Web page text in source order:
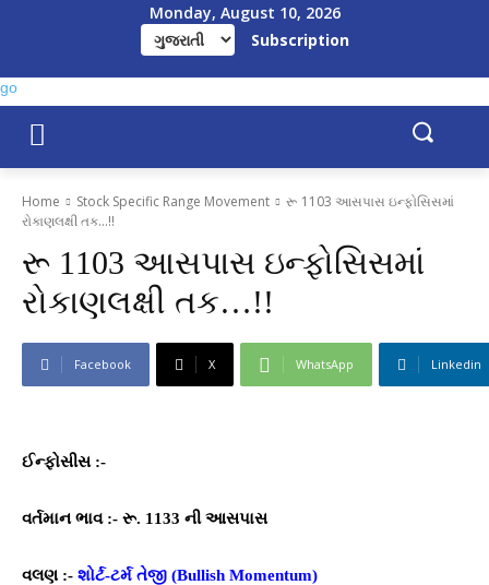
Monday, August 10, 2026
Subscription
Home Stock Specific Range Movement
રૂ 1103 આસપાસ ઇન્ફોસિસમાં
રોકાણલક્ષી તક...!!
રૂ 1103 આસપાસ ઇન્ફોસિસમાં
રોકાણલક્ષી તક…!!
Facebook X WhatsApp Linkedin
ઈન્ફોસીસ :-
વર્તમાન ભાવ :- રૂ. 1133 ની આસપાસ
વલણ :- શોર્ટ-ટર્મ તેજી (Bullish Momentum)